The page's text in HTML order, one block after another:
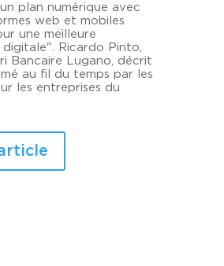
plan numérique avec
web et mobiles
une meilleure
digitale". Ricardo Pinto,
Bancaire Lugano, décrit
au fil du temps par les
les entreprises du